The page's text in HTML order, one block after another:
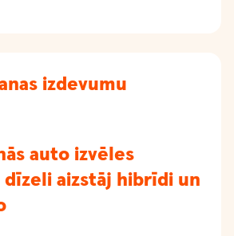
izdevumu
auto izvēles
dīzeli aizstāj hibrīdi un